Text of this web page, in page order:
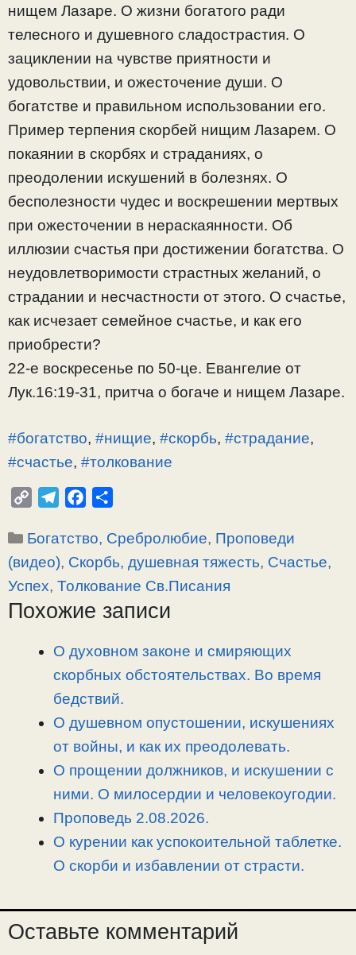
нищем Лазаре. О жизни богатого ради
телесного и душевного сладострастия. О
зациклении на чувстве приятности и
удовольствии, и ожесточение души. О
богатстве и правильном использовании его.
Пример терпения скорбей нищим Лазарем. О
покаянии в скорбях и страданиях, о
преодолении искушений в болезнях. О
бесполезности чудес и воскрешении мертвых
при ожесточении в нераскаянности. Об
иллюзии счастья при достижении богатства. О
неудовлетворимости страстных желаний, о
страдании и несчастности от этого. О счастье,
как исчезает семейное счастье, и как его
приобрести?
22-е воскресенье по 50-це. Евангелие от
Лук.16:19-31, притча о богаче и нищем Лазаре.
#богатство, #нищие, #скорбь, #страдание,
#счастье, #толкование
p
y
n
l
e
g
a
c
e
o
п
р
и
Рубрики
Богатство, Сребролюбие, Проповеди
(видео), Скорбь, душевная тяжесть, Счастье,
Успех, Толкование Св.Писания
Похожие записи
О духовном законе и смиряющих
скорбных обстоятельствах. Во время
бедствий.
О душевном опустошении, искушениях
от войны, и как их преодолевать.
О прощении должников, и искушении с
ними. О милосердии и человекоугодии.
Проповедь 2.08.2026.
О курении как успокоительной таблетке.
О скорби и избавлении от страсти.
Оставьте комментарий